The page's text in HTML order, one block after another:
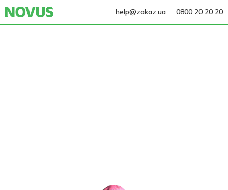
help@zakaz.ua 0800 20 20 20